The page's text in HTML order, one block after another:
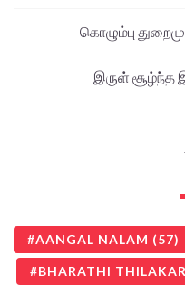
கொழும்பு
இருள் சூழ்ந்த
AANGAL NALAM (57)
BHARATHI THILAKAR